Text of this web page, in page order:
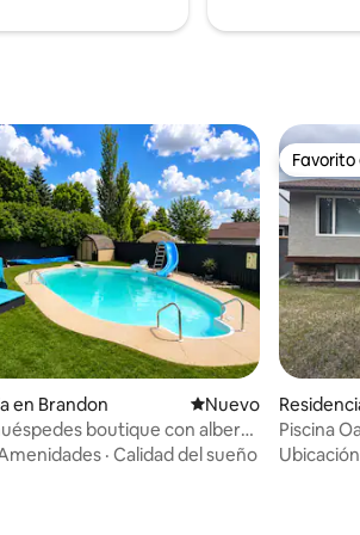
en Brandon Nuevo alojamiento
Nuevo
boutique con alberca
· Calidad del sueño
Piscina
Ubicación